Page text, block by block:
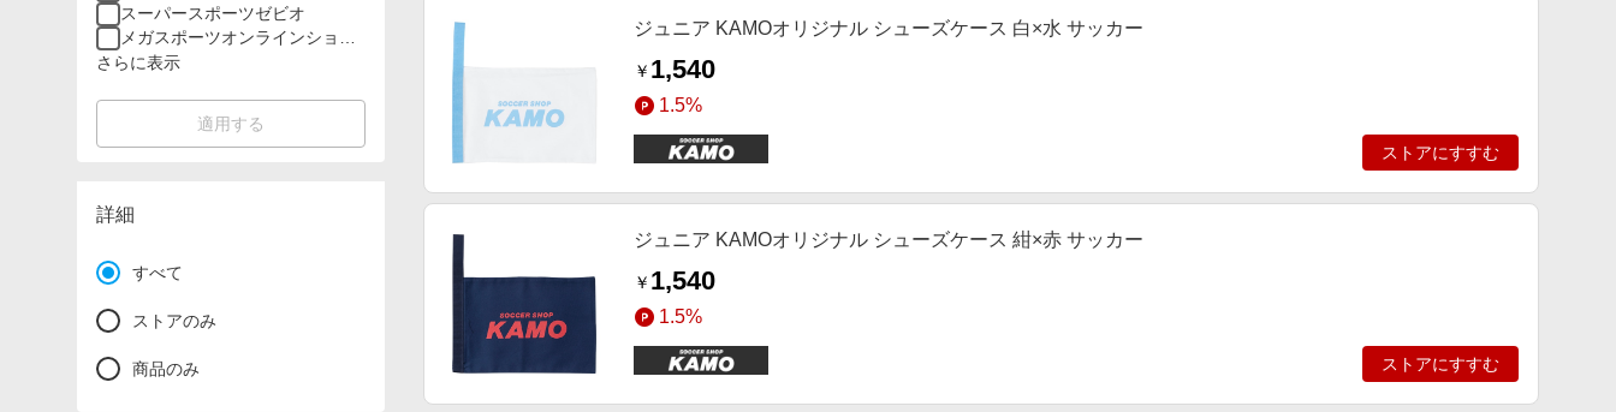
スーパースポーツゼビオ
メガスポーツオンラインショッ
プ
さらに表示
適用する
詳細
すべて
ストアのみ
商品のみ
ジュニア KAMOオリジナル シューズケース 白×水 サッカー
￥ 1,540
1.5%
ストアにすすむ
ジュニア KAMOオリジナル シューズケース 紺×赤 サッカー
￥ 1,540
1.5%
ストアにすすむ